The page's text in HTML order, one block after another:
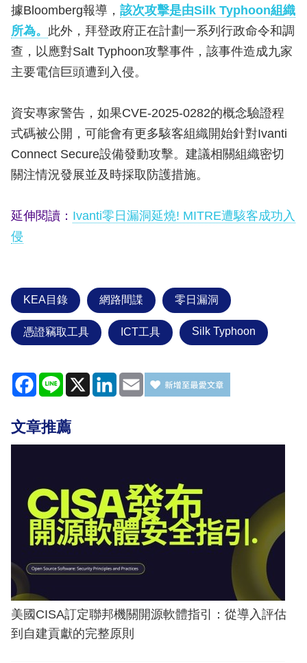
據Bloomberg報導， 該次攻擊是由Silk Typhoon組織
所為。 此外，拜登政府正在計劃一系列行政命令和調
查，以應對Salt Typhoon攻擊事件，該事件造成九家
主要電信巨頭遭到入侵。
資安專家警告，如果CVE-2025-0282的概念驗證程
式碼被公開，可能會有更多駭客組織開始針對Ivanti
Connect Secure設備發動攻擊。建議相關組織密切
關注情況發展並及時採取防護措施。
延伸閱讀： Ivanti零日漏洞延燒! MITRE遭駭客成功入
侵
KEA目錄 網路間諜 零日漏洞
憑證竊取工具 ICT工具 Silk Typhoon
Facebook
Line X LinkedIn
Email
文章推薦
美國CISA訂定聯邦機關開源軟體指引：從導入評估
到自建貢獻的完整原則